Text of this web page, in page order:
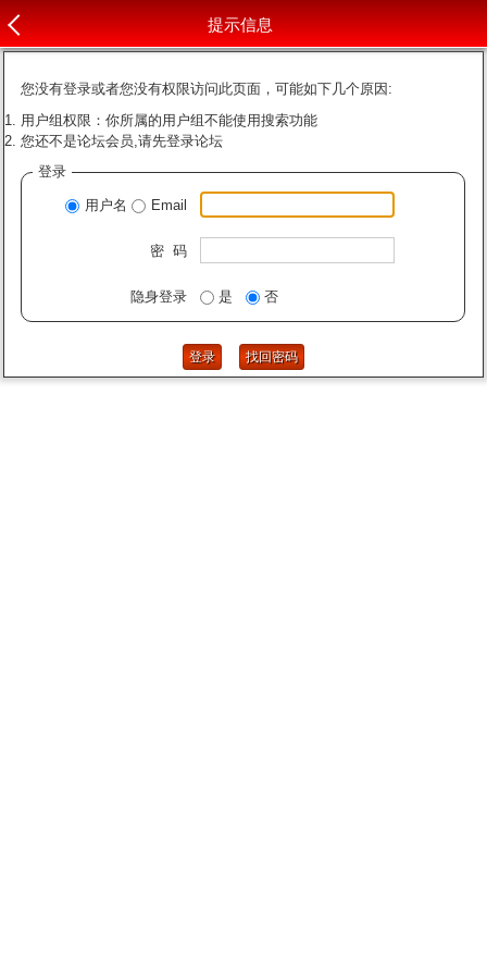
提示信息
您没有登录或者您没有权限访问此页面，可能如下几个原因:
用户组权限：你所属的用户组不能使用搜索功能
您还不是论坛会员,请先登录论坛
登录
用户名 Email
密 码
隐身登录 是 否